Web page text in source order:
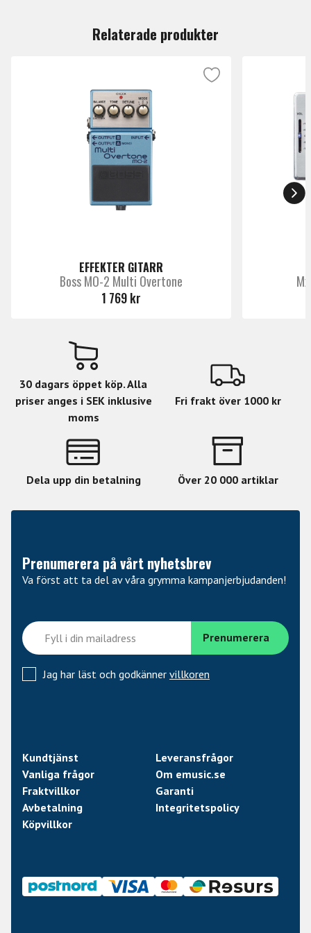
Mxr
Relaterade produkter
EFFEKTER GITARR
Boss MO-2 Multi Overtone
1 769 kr
30 dagars öppet köp. Alla
priser anges i SEK inklusive
moms
Fri frakt över 1000 kr
Dela upp din betalning Över 20 000 artiklar
Prenumerera på vårt nyhetsbrev
Va först att ta del av våra grymma kampanjerbjudanden!
Jag har läst och godkänner villkoren
Kundtjänst
Leveransfrågor
Vanliga frågor
Om emusic.se
Fraktvillkor
Garanti
Avbetalning
Integritetspolicy
Köpvillkor